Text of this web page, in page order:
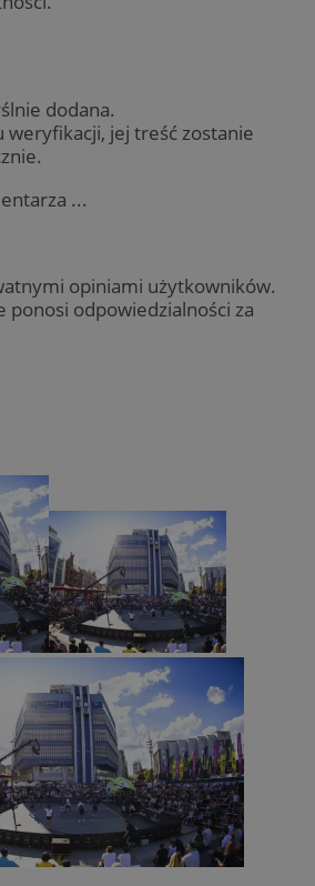
dodana.
weryfikacji, jej treść zostanie
...
opiniami użytkowników.
ponosi odpowiedzialności za